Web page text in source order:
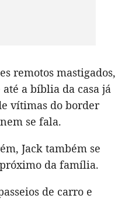
remotos mastigados,
a bíblia da casa já
vítimas do border
se fala.
Jack também se
da família.
de carro e